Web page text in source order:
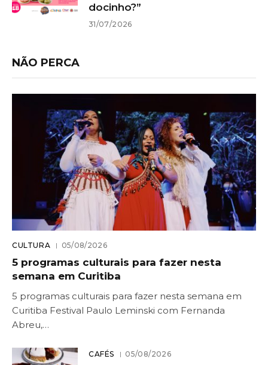
docinho?”
31/07/2026
NÃO PERCA
CULTURA 05/08/2026
5 programas culturais para fazer nesta
semana em Curitiba
5 programas culturais para fazer nesta semana em
Curitiba Festival Paulo Leminski com Fernanda
Abreu,…
CAFÉS 05/08/2026